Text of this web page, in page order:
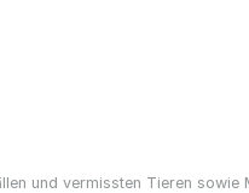
und vermissten Tieren sowie